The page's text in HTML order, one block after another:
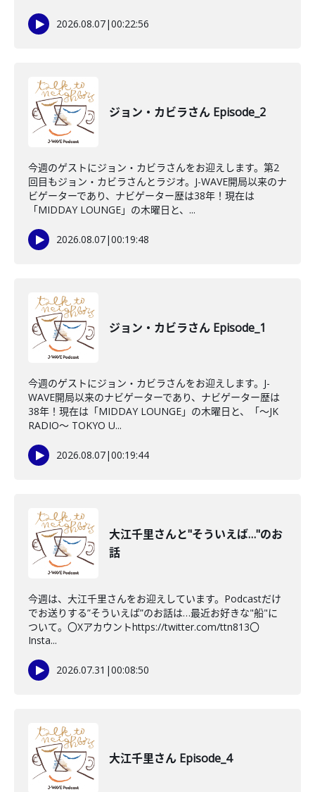
2026.08.07|00:22:56
ジョン・カビラさん Episode_2
今週のゲストにジョン・カビラさんをお迎えします。第2
回目もジョン・カビラさんとラジオ。J-WAVE開局以来のナ
ビゲーターであり、ナビゲーター歴は38年！現在は
「MIDDAY LOUNGE」の木曜日と、...
2026.08.07|00:19:48
ジョン・カビラさん Episode_1
今週のゲストにジョン・カビラさんをお迎えします。J-
WAVE開局以来のナビゲーターであり、ナビゲーター歴は
38年！現在は「MIDDAY LOUNGE」の木曜日と、「〜JK
RADIO〜 TOKYO U...
2026.08.07|00:19:44
大江千里さんと"そういえば…"のお
話
今週は、大江千里さんをお迎えしています。Podcastだけ
でお送りする”そういえば”のお話は…最近お好きな"船"に
ついて。〇Xアカウントhttps://twitter.com/ttn813〇
Insta...
2026.07.31 |00:08:50
大江千里さん Episode_4